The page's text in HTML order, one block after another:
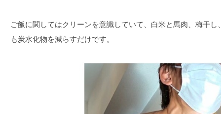
ご飯に関してはクリーンを意識していて、白米と馬肉、梅干
も炭水化物を減らすだけです。